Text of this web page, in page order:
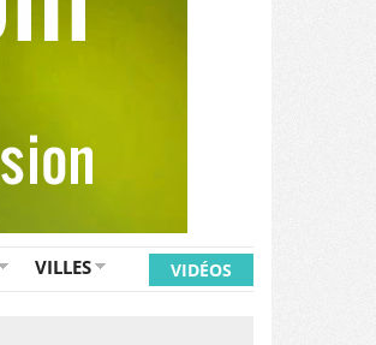
VILLES VIDÉOS